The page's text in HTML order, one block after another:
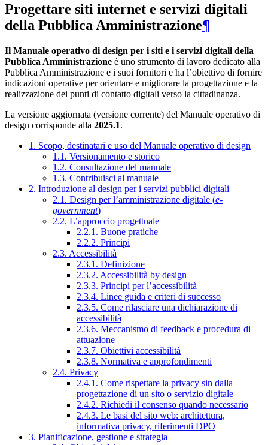
Progettare siti internet e servizi digitali
della Pubblica Amministrazione¶
Il Manuale operativo di design per i siti e i servizi digitali della
Pubblica Amministrazione è uno strumento di lavoro dedicato alla
Pubblica Amministrazione e i suoi fornitori e ha l’obiettivo di fornire
indicazioni operative per orientare e migliorare la progettazione e la
realizzazione dei punti di contatto digitali verso la cittadinanza.
La versione aggiornata (versione corrente) del Manuale operativo di
design corrisponde alla 2025.1.
1. Scopo, destinatari e uso del Manuale operativo di design
1.1. Versionamento e storico
1.2. Consultazione del manuale
1.3. Contribuisci al manuale
2. Introduzione al design per i servizi pubblici digitali
2.1. Design per l’amministrazione digitale (e-
government)
2.2. L’approccio progettuale
2.2.1. Buone pratiche
2.2.2. Principi
2.3. Accessibilità
2.3.1. Definizione
2.3.2. Accessibilità by design
2.3.3. Principi per l’accessibilità
2.3.4. Linee guida e criteri di successo
2.3.5. Come rilasciare una dichiarazione di
accessibilità
2.3.6. Meccanismo di feedback e procedura di
attuazione
2.3.7. Obiettivi accessibilità
2.3.8. Normativa e approfondimenti
2.4. Privacy
2.4.1. Come rispettare la privacy sin dalla
progettazione di un sito o servizio digitale
2.4.2. Richiedi il consenso quando necessario
2.4.3. Le basi del sito web: architettura,
informativa privacy, riferimenti DPO
3. Pianificazione, gestione e strategia